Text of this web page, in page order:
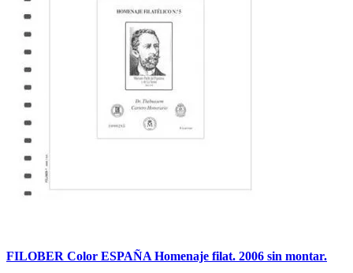
FILOBER Color ESPAÑA Homenaje filat. 2006 sin montar.